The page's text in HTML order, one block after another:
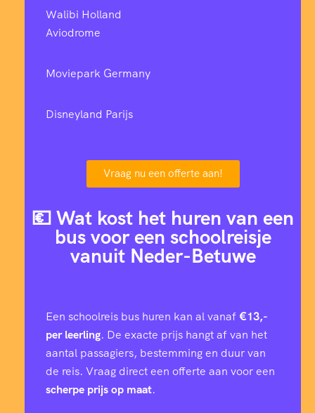
Walibi Holland
Aviodrome
Moviepark Germany
Disneyland Parijs
Vraag nu een offerte aan!
💶 Wat kost het huren van een
bus voor een schoolreisje
vanuit Neder-Betuwe
Een schoolreis bus huren kan al vanaf€13,-
per leerling. De exacte prijs hangt af van het
aantal passagiers, bestemming en duur van
de reis. Vraag direct een offerte aan voor een
scherpe prijs op maat.